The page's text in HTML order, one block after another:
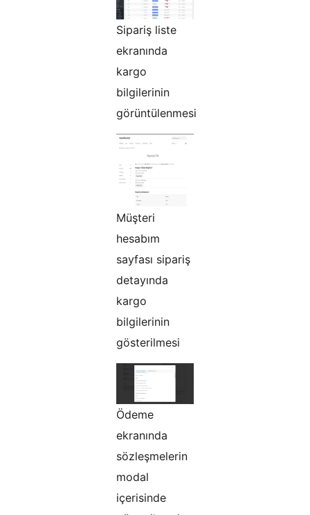
Sipariş liste
ekranında
kargo
bilgilerinin
görüntülenmesi
Müşteri
hesabım
sayfası sipariş
detayında
kargo
bilgilerinin
gösterilmesi
Ödeme
ekranında
sözleşmelerin
modal
içerisinde